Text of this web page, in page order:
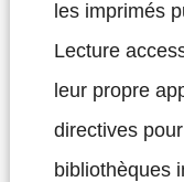
les imprimés
Lecture
leur propre
directives
bibliothèques